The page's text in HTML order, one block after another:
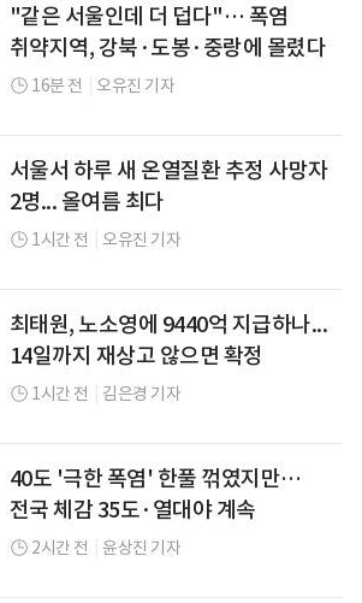
"같은 서울인데 더 덥다"… 폭염
취약지역, 강북·도봉·중랑에 몰렸다
16분 전 오유진 기자
서울서 하루 새 온열질환 추정 사망자
2명... 올여름 최다
1시간 전 오유진 기자
최태원, 노소영에 9440억 지급하나...
14일까지 재상고 않으면 확정
1시간 전 김은경 기자
40도 '극한 폭염' 한풀 꺾였지만…
전국 체감 35도·열대야 계속
2시간 전 윤상진 기자